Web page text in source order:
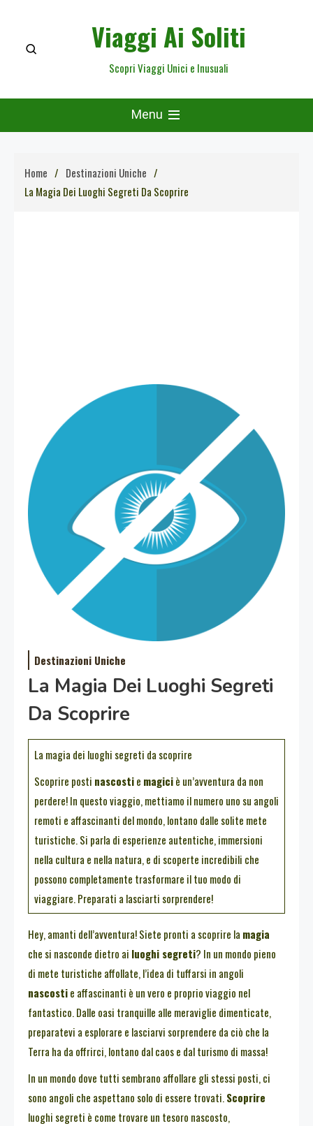
content
Viaggi Ai Soliti
Scopri Viaggi Unici e Inusuali
Menu
Home
Destinazioni Uniche
La Magia Dei Luoghi Segreti Da Scoprire
Destinazioni Uniche
La Magia Dei Luoghi Segreti
Da Scoprire
La magia dei luoghi segreti da scoprire
Scoprire posti nascostie magiciè un’avventura da non
perdere! In questo viaggio, mettiamo il numero uno su angoli
remoti e affascinanti del mondo, lontano dalle solite mete
turistiche. Si parla di esperienze autentiche, immersioni
nella cultura e nella natura, e di scoperte incredibili che
possono completamente trasformare il tuo modo di
viaggiare. Preparati a lasciarti sorprendere!
Hey, amanti dell’avventura! Siete pronti a scoprire la magia
che si nasconde dietro ai luoghi segreti? In un mondo pieno
di mete turistiche affollate, l’idea di tuffarsi in angoli
nascostie affascinanti è un vero e proprio viaggio nel
fantastico. Dalle oasi tranquille alle meraviglie dimenticate,
preparatevi a esplorare e lasciarvi sorprendere da ciò che la
Terra ha da offrirci, lontano dal caos e dal turismo di massa!
In un mondo dove tutti sembrano affollare gli stessi posti, ci
sono angoli che aspettano solo di essere trovati.Scoprire
luoghi segreti è come trovare un tesoro nascosto,